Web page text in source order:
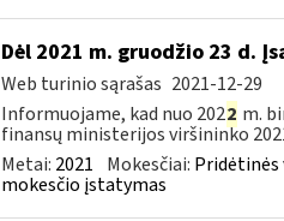
Dėl 2021 m. gruodžio 23 d.
Web turinio sąrašas 2021-12-29
Informuojame, kad nuo 2022 m.
finansų ministerijos viršininko
Metai: 2021 Mokesčiai:
mokesčio įstatymas